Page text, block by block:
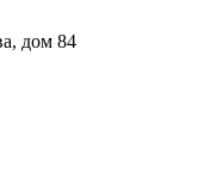
дом 84